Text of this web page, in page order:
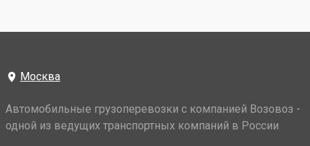
Москва
Автомобильные грузоперевозки с компанией Возовоз -
одной из ведущих транспортных компаний в России